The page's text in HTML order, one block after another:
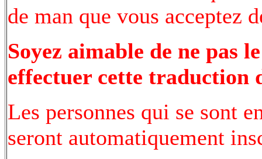
de man que vous acceptez
Soyez aimable de ne pas
effectuer cette traduction
Les personnes qui se sont
seront automatiquement